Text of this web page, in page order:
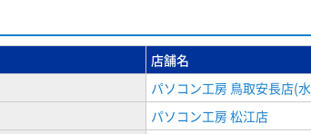
店舗名
パソコン工房 鳥取安長店(
パソコン工房 松江店